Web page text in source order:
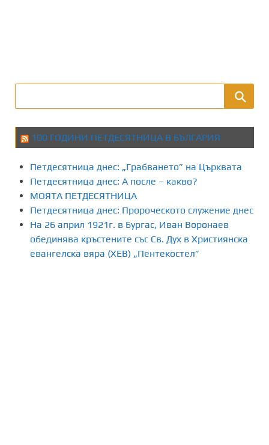
100 ГОДИНИ ПЕТДЕСЯТНИЦА В БЪЛГАРИЯ
Петдесятница днес: „Грабването” на Църквата
Петдесятница днес: А после – какво?
МОЯТА ПЕТДЕСЯТНИЦА
Петдесятница днес: Пророческото служение днес
На 26 април 1921г. в Бургас, Иван Воронаев
обединява кръстените със Св. Дух в Християнска
евангелска вяра (ХЕВ) „Пентекостел”